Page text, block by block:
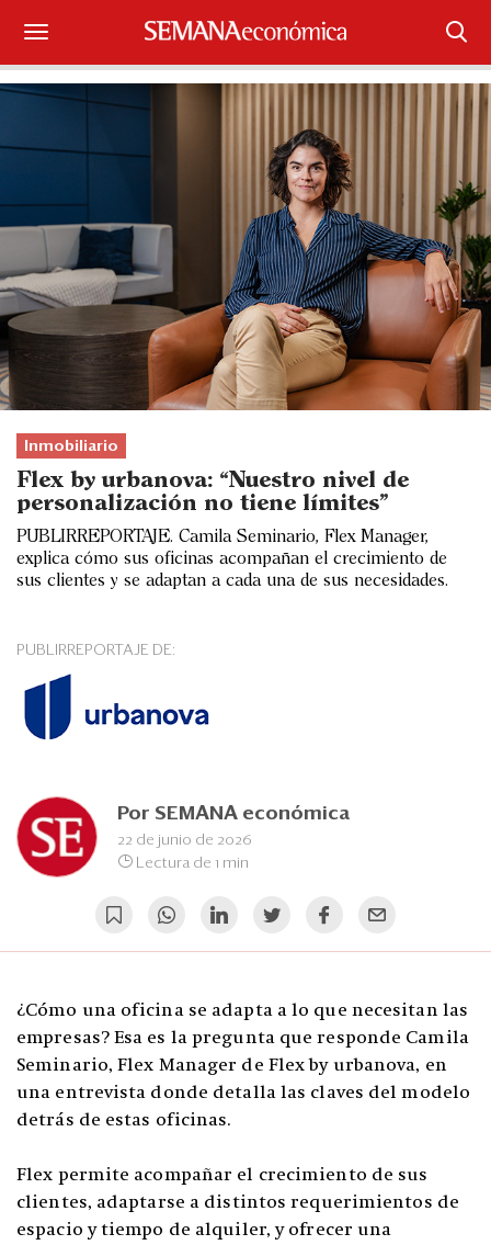
Suscríbase
¿Qué está pasando?
Sectores y Empresas
Management
Economía y Finanzas
Legal y Política
Eventos
Blogs
Ranking CEO
Edición Impresa
Inmobiliario
Flex by urbanova: “Nuestro nivel de
personalización no tiene límites”
PUBLIRREPORTAJE. Camila Seminario, Flex Manager,
explica cómo sus oficinas acompañan el crecimiento de
sus clientes y se adaptan a cada una de sus necesidades.
Por SEMANA económica
22 de junio de 2026
Lectura de 1 min
PUBLIRREPORTAJE DE:
¿Cómo una oficina se adapta a lo que necesitan las
empresas? Esa es la pregunta que responde Camila
Seminario, Flex Manager de Flex by urbanova, en
una entrevista donde detalla las claves del modelo
detrás de estas oficinas.
Flex permite acompañar el crecimiento de sus
clientes, adaptarse a distintos requerimientos de
espacio y tiempo de alquiler, y ofrecer una